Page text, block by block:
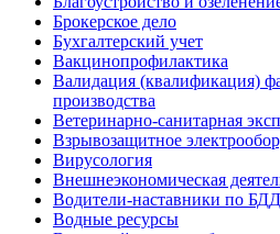
Брокерское дело
Бухгалтерский учет
Вакцинопрофилактика
Валидация (квалификация)
производства
Ветеринарно-санитарная
Взрывозащитное
Вирусология
Внешнеэкономическая
Водители-наставники по БДД
Водные ресурсы